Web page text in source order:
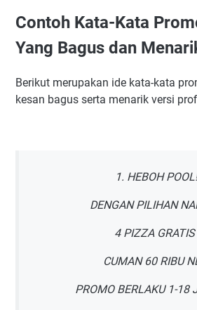
Contoh Kata-Kata
Yang Bagus dan
Berikut merupakan ide kata-kata
kesan bagus serta menarik versi
1. HEBOH
DENGAN PILIHAN
4 PIZZA GRATIS
CUMAN 60 RIBU
PROMO BERLAKU 1-18